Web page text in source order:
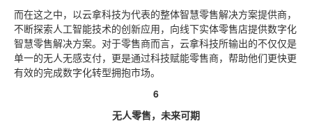
而在这之中，以云拿科技为代表的整体智慧零售解决方案提供商，
不断探索人工智能技术的创新应用，向线下实体零售店提供数字化
智慧零售解决方案。对于零售商而言，云拿科技所输出的不仅仅是
单一的无人无感支付，更是通过科技赋能零售商，帮助他们更快更
有效的完成数字化转型拥抱市场。
6
无人零售，未来可期